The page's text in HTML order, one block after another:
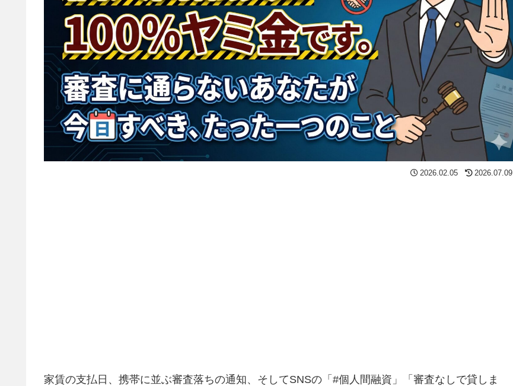
2026.02.05 2026.07.09
家賃の支払日、携帯に並ぶ審査落ちの通知、そしてSNSの「#個人間融資」「審査なしで貸しま